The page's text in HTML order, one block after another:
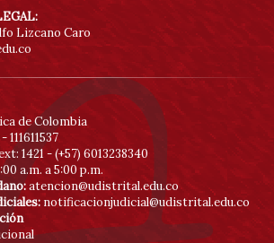
Lizcano Caro
de Colombia
- 111611537
1421 - (+57) 6013238340
a.m. a 5:00 p.m.
atencion@udistrital.edu.co
notificacionjudicial@udistrital.edu.co